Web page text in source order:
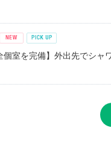
個室を完備】外出先でシ